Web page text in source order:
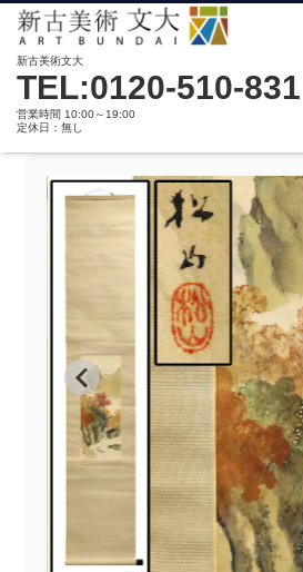
新古美術文大
TEL:0120-510-831
営業時間 10:00～19:00
定休日：無し